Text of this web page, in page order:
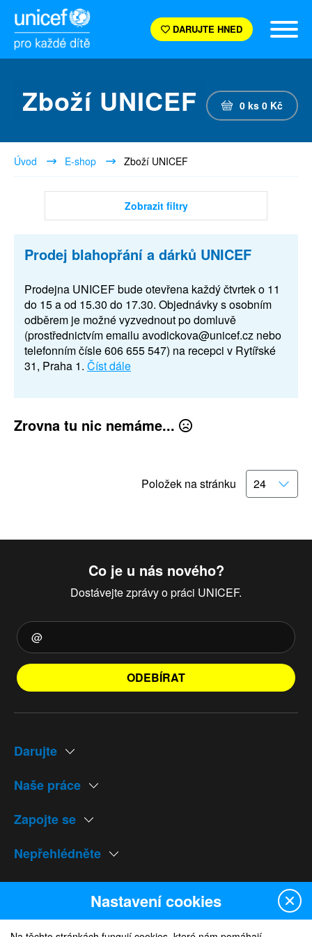
DARUJTE HNED
Zboží UNICEF 0 ks 0 Kč
Úvod E-shop Zboží UNICEF
Zobrazit filtry
Prodej blahopřání a dárků UNICEF
Prodejna UNICEF bude otevřena každý čtvrtek o 11
do 15 a od 15.30 do 17.30. Objednávky s osobním
odběrem je možné vyzvednout po domluvě
(prostřednictvím emailu avodickova@unicef.cz nebo
telefonním čísle 606 655 547) na recepci v Rytířské
31, Praha 1. Číst dále
Zrovna tu nic nemáme...
Položek na stránku
Co je u nás nového?
Dostávejte zprávy o práci UNICEF.
ODEBÍRAT
Darujte
Naše práce
Zapojte se
Nepřehlédněte
Naše weby
Nastavení cookies